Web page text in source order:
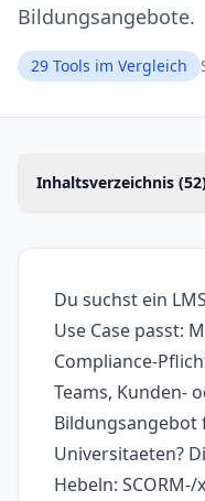
Bildungsangebote.
29 Tools im Vergleich
Inhaltsverzeichnis (52
Du suchst ein
Use Case passt:
Compliance-
Teams, Kunden-
Bildungsangebot
Universitaeten?
Hebeln: